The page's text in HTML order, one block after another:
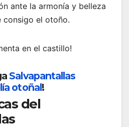
ante la armonía y belleza
consigo el otoño.
en el castillo!
Salvapantallas
otoñal!
del